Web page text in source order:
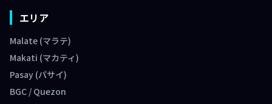
エリア
Malate (マラテ)
Makati (マカティ)
Pasay (パサイ)
BGC / Quezon